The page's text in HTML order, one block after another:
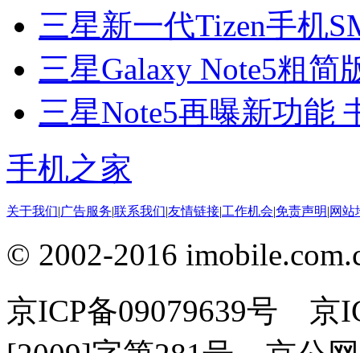
三星新一代Tizen手机
三星Galaxy Note5粗简
三星Note5再曝新功能
手机之家
关于我们|广告服务|联系我们|友情链接|工作机会|免责声明|网站
© 2002-2016
京ICP备09079639号 京